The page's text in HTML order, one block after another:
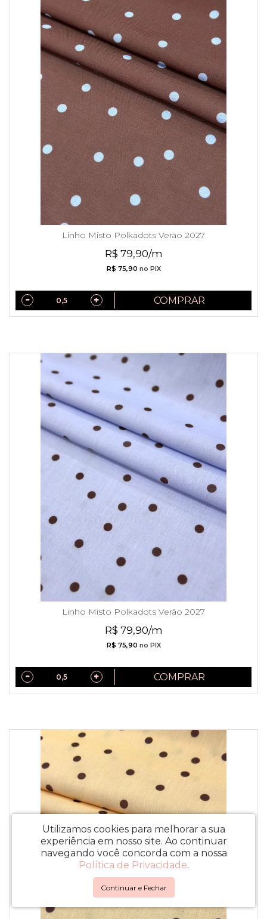
Linho Misto Polkadots Verão 2027
R$ 79,90/m
R$ 75,90 no PIX
COMPRAR
Linho Misto Polkadots Verão 2027
R$ 79,90/m
R$ 75,90 no PIX
COMPRAR
Utilizamos cookies para melhorar a sua
experiência em nosso site. Ao continuar
navegando você concorda com a nossa
Política de Privacidade.
Continuar e Fechar